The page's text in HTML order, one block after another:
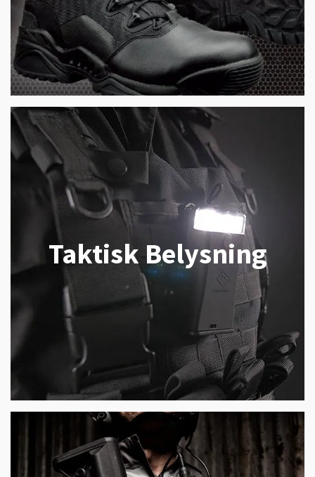
Taktisk Belysning